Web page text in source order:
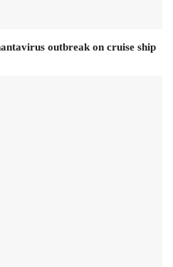
outbreak on cruise ship